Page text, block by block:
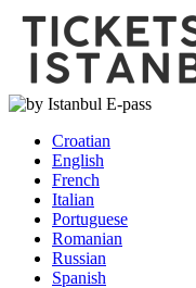
Croatian
English
French
Italian
Portuguese
Romanian
Russian
Spanish